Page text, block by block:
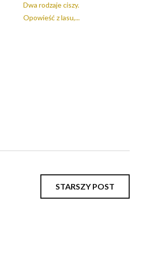
Dwa rodzaje ciszy.
Opowieść z lasu,...
STARSZY POST